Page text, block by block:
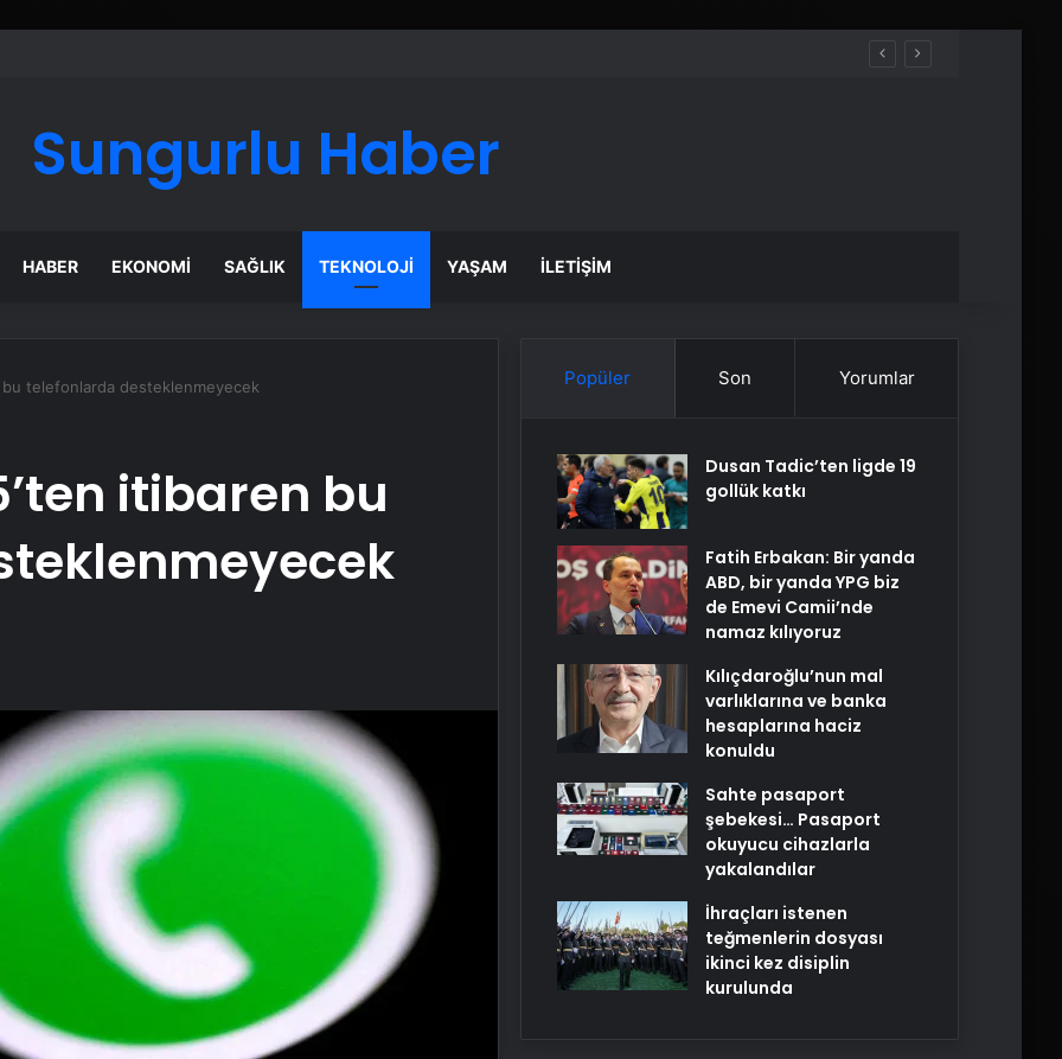
Taşımacılık Yazılımı
Sungurlu Haber
HABER EKONOMI SAĞLIK TEKNOLOJI YAŞAM İLETIŞIM
telefonlarda desteklenmeyecek
itibaren bu
Popüler Son Yorumlar
Dusan Tadic’ten ligde 19
gollük katkı
Fatih Erbakan: Bir yanda
ABD, bir yanda YPG biz
de Emevi Camii’nde
namaz kılıyoruz
Kılıçdaroğlu’nun mal
varlıklarına ve banka
hesaplarına haciz
konuldu
Sahte pasaport
şebekesi… Pasaport
okuyucu cihazlarla
yakalandılar
İhraçları istenen
teğmenlerin dosyası
ikinci kez disiplin
kurulunda